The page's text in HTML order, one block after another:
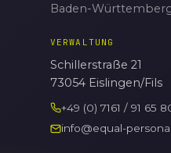
Baden-
VERWALTUNG
Schillerstraße 21
73054 Eislingen/Fils
+49 (0) 7161 / 91 65
info@equal-